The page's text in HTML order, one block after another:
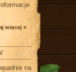
więcej »
na